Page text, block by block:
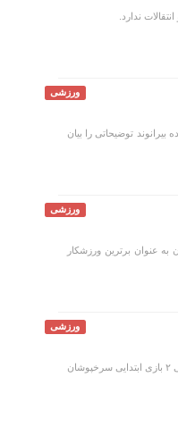
ندارد.
ورزشی
توضیحاتی را بیان
ورزشی
عنوان برترین ورزشکار
ورزشی
دنیل گرا مدافع مجارستانی پرسپولیس به علت مصدومیت به احتمال زیاد به یک الی ۲ بازی ابتدایی سرخپوشان